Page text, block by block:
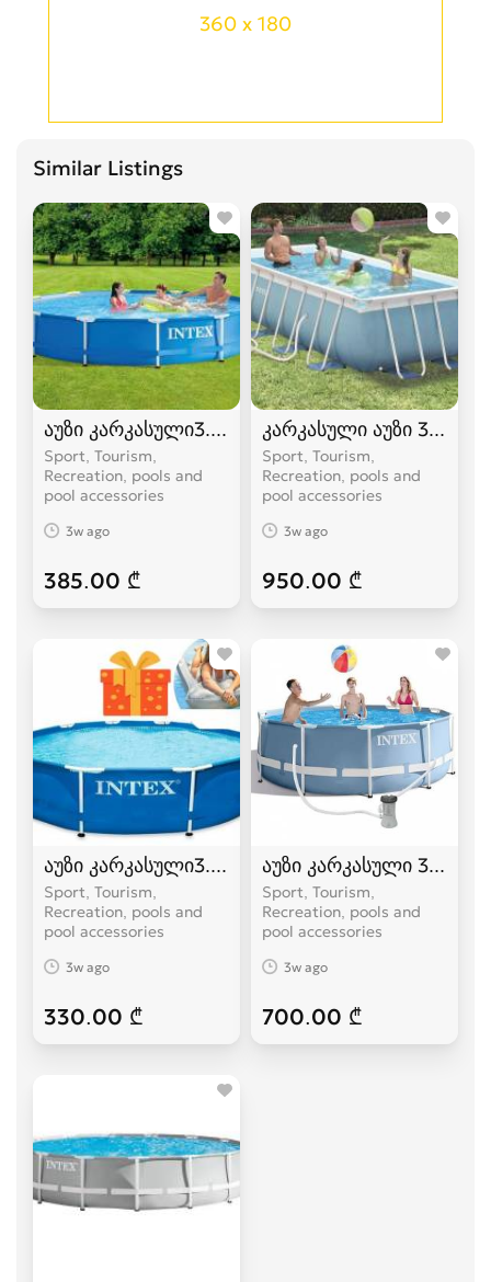
360 x 180
Similar Listings
აუზი კარკასული3.66 / 0.76
Sport, Tourism,
Recreation, pools and
pool accessories
3w ago
385.00 ₾
კარკასული აუზი 3.0 /
Sport, Tourism,
Recreation, pools and
pool accessories
3w ago
950.00 ₾
აუზი კარკასული3.05 / 0.76
Sport, Tourism,
Recreation, pools and
pool accessories
3w ago
330.00 ₾
აუზი კარკასული 3.05 /
Sport, Tourism,
Recreation, pools and
pool accessories
3w ago
700.00 ₾